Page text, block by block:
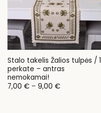
Stalo takelis Žalios tulpės / 1
perkate – antras
nemokamai!
7,00 € – 9,00 €Price